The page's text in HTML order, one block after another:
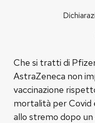
Che si tratti di
AstraZeneca non
vaccinazione
mortalità per Covid
allo stremo dopo